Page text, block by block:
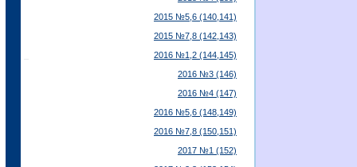
2015 №5,6 (140,141)
2015 №7,8 (142,143)
2016 №1,2 (144,145)
2016 №3 (146)
2016 №4 (147)
2016 №5,6 (148,149)
2016 №7,8 (150,151)
2017 №1 (152)